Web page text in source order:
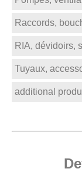
Raccords,
RIA, dévidoirs,
Tuyaux,
additional